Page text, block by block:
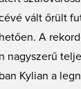
vált őrült
A
nagyszerű
Kylian a